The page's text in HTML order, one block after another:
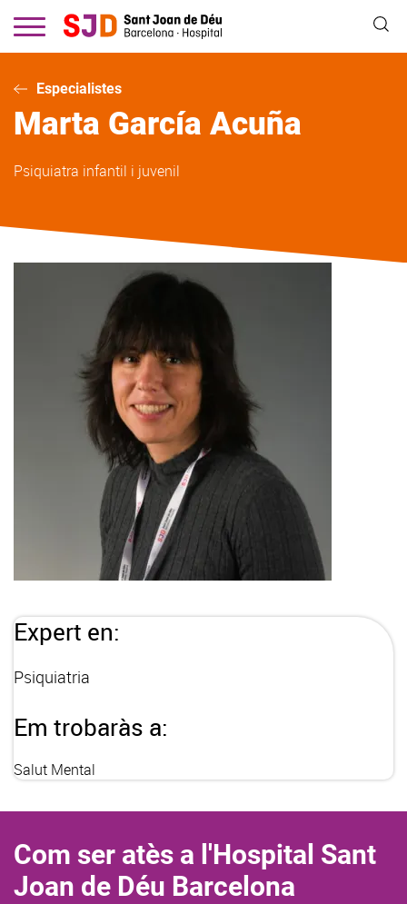
contingut
Especialistes
Marta García Acuña
Psiquiatra infantil i juvenil
Expert en:
Psiquiatria
Em trobaràs a:
Salut Mental
Com ser atès a l'Hospital Sant
Joan de Déu Barcelona